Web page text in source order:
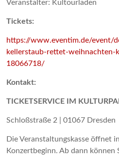
Veranstalter: Kultourladen
Tickets:
https://www.eventim.de/event/
kellerstaub-rettet-weihnachten-
18066718/
Kontakt:
TICKETSERVICE IM
Schloßstraße 2 | 01067 Dresden
Die Veranstaltungskasse öffnet
Konzertbeginn. Ab dann können